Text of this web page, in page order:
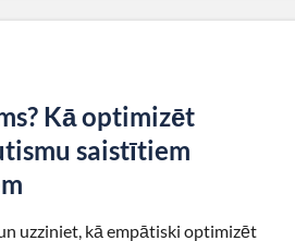
Kā optimizēt
saistītiem
uzziniet, kā empātiski optimizēt